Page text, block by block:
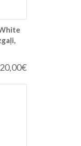
20,00€